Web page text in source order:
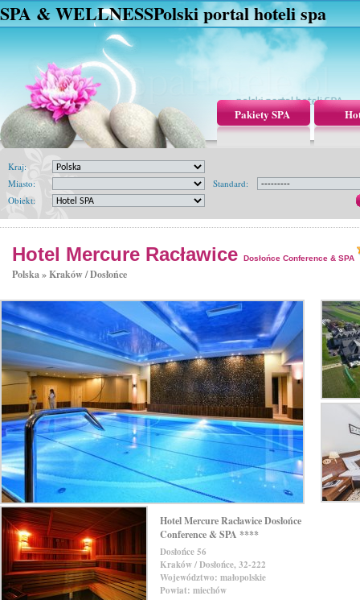
SPA & WELLNESSPolski portal hoteli spa
Pakiety SPA
Kraj:
Miasto:
Standard:
Obiekt:
Hotel Mercure Racławice Dosłońce Conference & SPA
Polska »Kraków / Dosłońce
Hotel Mercure Racławice Dosłońce
Conference & SPA ****
Dosłońce 56
Kraków / Dosłońce, 32-222
Województwo: małopolskie
Powiat: miechów